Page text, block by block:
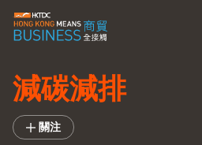
減碳減排
關注